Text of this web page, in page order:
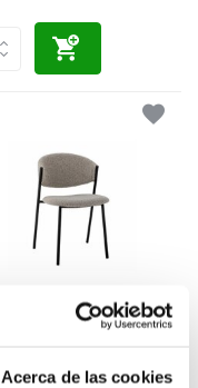
Acerca de las cookies